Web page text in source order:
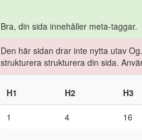
Bra, din sida innehåller meta-taggar.
Den här sidan drar inte nytta utav
strukturera strukturera din sida.
H1 H2 H3
1 4 16